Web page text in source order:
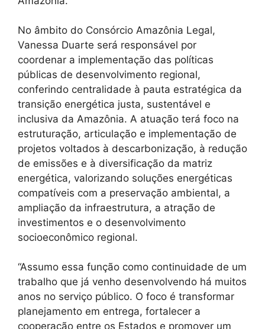
No âmbito do Consórcio Amazônia Legal,
Vanessa Duarte será responsável por
coordenar a implementação das políticas
públicas de desenvolvimento regional,
conferindo centralidade à pauta estratégica da
transição energética justa, sustentável e
inclusiva da Amazônia. A atuação terá foco na
estruturação, articulação e implementação de
projetos voltados à descarbonização, à redução
de emissões e à diversificação da matriz
energética, valorizando soluções energéticas
compatíveis com a preservação ambiental, a
ampliação da infraestrutura, a atração de
investimentos e o desenvolvimento
socioeconômico regional.
“Assumo essa função como continuidade de um
trabalho que já venho desenvolvendo há muitos
anos no serviço público. O foco é transformar
planejamento em entrega, fortalecer a
cooperação entre os Estados e promover um